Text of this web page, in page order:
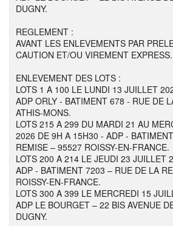
DUGNY.
REGLEMENT :
AVANT LES ENLEVEMENTS PAR
CAUTION ET/OU VIREMENT EXPRESS.
ENLEVEMENT DES LOTS :
LOTS 1 A 100 LE LUNDI 13 JUILLET
ADP ORLY - BATIMENT 678 - RUE DE
ATHIS-MONS.
LOTS 215 A 299 DU MARDI 21 AU
2026 DE 9H A 15H30 - ADP -
REMISE – 95527 ROISSY-EN-FRANCE.
LOTS 200 A 214 LE JEUDI 23 JUILLET
ADP - BATIMENT 7203 – RUE DE LA
ROISSY-EN-FRANCE.
LOTS 300 A 399 LE MERCREDI 15
ADP LE BOURGET – 22 BIS AVENUE
DUGNY.